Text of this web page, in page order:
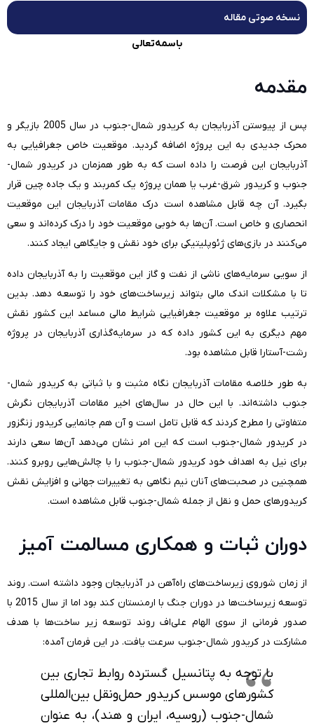
نسخه صوتی مقاله
باسمه‌تعالی
مقدمه
پس از پیوستن آذربایجان به کریدور شمال-جنوب در سال 2005 بازیگر و
محرک جدیدی به این پروژه اضافه گردید. موقعیت خاص جغرافیایی به
آذربایجان این فرصت را داده است که به طور همزمان در کریدور شمال-
جنوب و کریدور شرق-غرب یا همان پروژه یک کمربند و یک جاده چین قرار
بگیرد. آن چه قابل مشاهده است درک مقامات آذربایجان این موقعیت
انحصاری و خاص است. آن‌ها به خوبی موقعیت خود را درک کرده‌اند و سعی
می‌کنند در بازی‌های ژئوپلیتیکی برای خود نقش و جایگاهی ایجاد کنند.
از سویی سرمایه‌های ناشی از نفت و گاز این موقعیت را به آذربایجان داده
تا با مشکلات اندک مالی بتواند زیرساخت‌های خود را توسعه دهد. بدین
ترتیب علاوه بر موقعیت جغرافیایی شرایط مالی مساعد این کشور نقش
مهم دیگری به این کشور داده که در سرمایه‌گذاری آذربایجان در پروژه
رشت-آستارا قابل مشاهده بود.
به طور خلاصه مقامات آذربایجان نگاه مثبت و با ثباتی به کریدور شمال-
جنوب داشته‌اند. با این حال در سال‌های اخیر مقامات آذربایجان نگرش
متفاوتی را مطرح کردند که قابل تامل است و آن هم جانمایی کریدور زنگزور
در کریدور شمال-جنوب است که این امر نشان می‌دهد آن‌ها سعی دارند
برای نیل به اهداف خود کریدور شمال-جنوب را با چالش‌هایی روبرو کنند.
همچنین در صحبت‌های آنان نیم نگاهی به تغییرات جهانی و افزایش نقش
کریدورهای حمل و نقل از جمله شمال-جنوب قابل مشاهده است.
دوران ثبات و همکاری مسالمت آمیز
از زمان شوروی زیرساخت‌های راه‌آهن در آذربایجان وجود داشته است. روند
توسعه زیرساخت‌ها در دوران جنگ با ارمنستان کند بود اما از سال 2015 با
صدور فرمانی از سوی الهام علی‌اف روند توسعه زیر ساخت‌ها با هدف
مشارکت در کریدور شمال-جنوب سرعت یافت. در این فرمان آمده:
با توجه به پتانسیل گسترده روابط تجاری بین
کشورهای موسس کریدور حمل‌ونقل بین‌المللی
شمال-جنوب (روسیه، ایران و هند)، به عنوان